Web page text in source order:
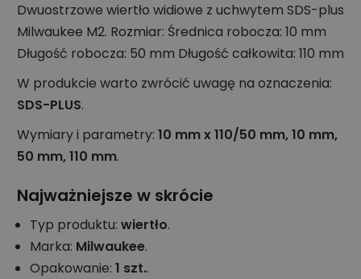
Dwuostrzowe wiertło widiowe z uchwytem SDS-plus
Milwaukee M2. Rozmiar: Średnica robocza: 10 mm
Długość robocza: 50 mm Długość całkowita: 110 mm
W produkcie warto zwrócić uwagę na oznaczenia:
SDS-PLUS.
Wymiary i parametry: 10 mm x 110/50 mm, 10 mm,
50 mm, 110 mm.
Najważniejsze w skrócie
Typ produktu: wiertło.
Marka: Milwaukee.
Opakowanie: 1 szt..